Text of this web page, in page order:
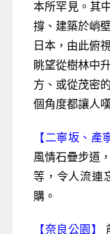
本所罕見。其
撐、建築於峭
日本，由此俯
眺望從樹林中
方、或從茂密
個角度都讓人
【二寧坂、產
風情石疊步道
等，令人流連
購。
【奈良公園】